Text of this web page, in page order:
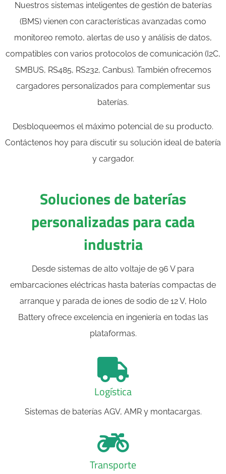
Nuestros sistemas inteligentes de gestión de baterías
(BMS) vienen con características avanzadas como
monitoreo remoto, alertas de uso y análisis de datos,
compatibles con varios protocolos de comunicación (I2C,
SMBUS, RS485, RS232, Canbus). También ofrecemos
cargadores personalizados para complementar sus
baterías.
Desbloqueemos el máximo potencial de su producto.
Contáctenos hoy para discutir su solución ideal de batería
y cargador.
Soluciones de baterías
personalizadas para cada
industria
Desde sistemas de alto voltaje de 96 V para
embarcaciones eléctricas hasta baterías compactas de
arranque y parada de iones de sodio de 12 V, Holo
Battery ofrece excelencia en ingeniería en todas las
plataformas.
Logística
Sistemas de baterías AGV, AMR y montacargas.
Transporte